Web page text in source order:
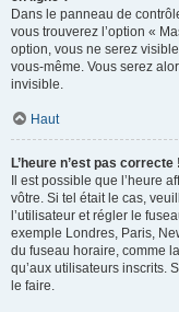
Dans le panneau de
vous trouverez l’option «
option, vous ne serez
vous-même. Vous serez
invisible.
Haut
L’heure n’est pas correcte !
Il est possible que l’heure
vôtre. Si tel était le cas,
l’utilisateur et régler le
exemple Londres, Paris,
du fuseau horaire, comme
qu’aux utilisateurs inscrits.
le faire.